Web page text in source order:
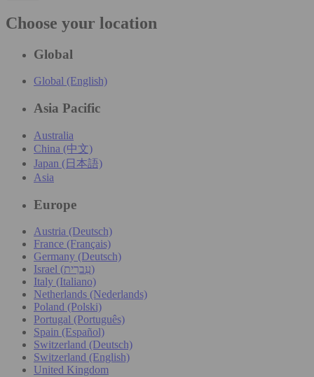
Choose your location
Global
Global (English)
Asia Pacific
Australia
China (中文)
Japan (日本語)
Asia
Europe
Austria (Deutsch)
France (Français)
Germany (Deutsch)
Israel (עִברִית)
Italy (Italiano)
Netherlands (Nederlands)
Poland (Polski)
Portugal (Português)
Spain (Español)
Switzerland (Deutsch)
Switzerland (English)
United Kingdom